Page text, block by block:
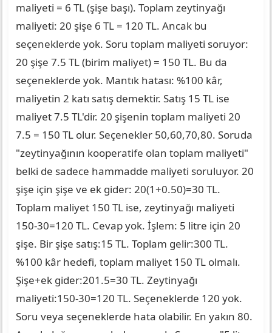
maliyeti = 6 TL (şişe başı). Toplam zeytinyağı
maliyeti: 20 şişe 6 TL = 120 TL. Ancak bu
seçeneklerde yok. Soru toplam maliyeti soruyor:
20 şişe 7.5 TL (birim maliyet) = 150 TL. Bu da
seçeneklerde yok. Mantık hatası: %100 kâr,
maliyetin 2 katı satış demektir. Satış 15 TL ise
maliyet 7.5 TL'dir. 20 şişenin toplam maliyeti 20
7.5 = 150 TL olur. Seçenekler 50,60,70,80. Soruda
"zeytinyağının kooperatife olan toplam maliyeti"
belki de sadece hammadde maliyeti soruluyor. 20
şişe için şişe ve ek gider: 20(1+0.50)=30 TL.
Toplam maliyet 150 TL ise, zeytinyağı maliyeti
150-30=120 TL. Cevap yok. İşlem: 5 litre için 20
şişe. Bir şişe satış:15 TL. Toplam gelir:300 TL.
%100 kâr hedefi, toplam maliyet 150 TL olmalı.
Şişe+ek gider:201.5=30 TL. Zeytinyağı
maliyeti:150-30=120 TL. Seçeneklerde 120 yok.
Soru veya seçeneklerde hata olabilir. En yakın 80.